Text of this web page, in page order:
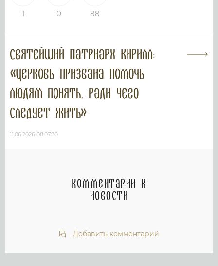
1 0 88
Святейший Патриарх Кирилл:
«Церковь призвана помочь
людям понять, ради чего
следует жить»
11.06.2026 08:07:30
Комментарии к
новости
Добавить комментарий